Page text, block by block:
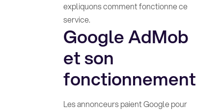
expliquons comment fonctionne ce
service.
Google AdMob
et son
fonctionnement
Les annonceurs paient Google pour